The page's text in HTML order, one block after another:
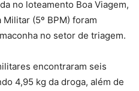
no loteamento Boa Viagem,
(5º BPM) foram
no setor de triagem.
encontraram seis
4,95 kg da droga, além de